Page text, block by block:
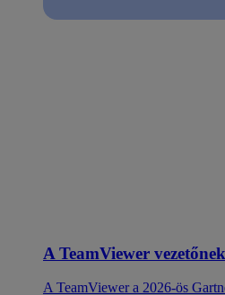
A TeamViewer
A TeamViewer a 2026-ös